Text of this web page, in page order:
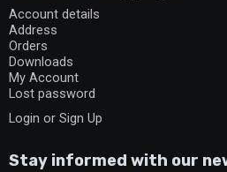
Account details
Address
Orders
Downloads
My Account
Lost password
Login or Sign Up
Stay informed with our